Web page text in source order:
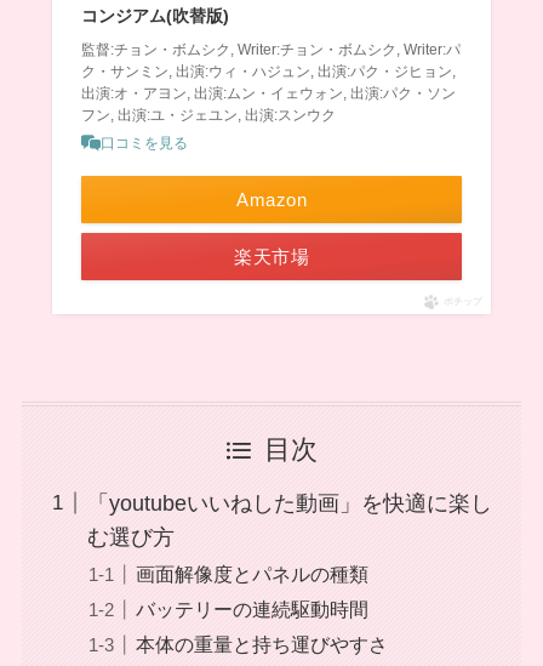
コンジアム(吹替版)
監督:チョン・ボムシク, Writer:チョン・ボムシク, Writer:パ
ク・サンミン, 出演:ウィ・ハジュン, 出演:パク・ジヒョン,
出演:オ・アヨン, 出演:ムン・イェウォン, 出演:パク・ソン
フン, 出演:ユ・ジェユン, 出演:スンウク
口コミを見る
Amazon
楽天市場
ポチップ
目次
「youtubeいいねした動画」を快適に楽し
む選び方
画面解像度とパネルの種類
バッテリーの連続駆動時間
本体の重量と持ち運びやすさ